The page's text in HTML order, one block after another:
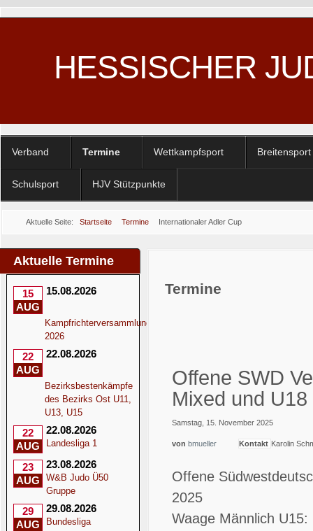
HESSISCHER
Verband Termine Wettkampfsport Breitensport
Schulsport HJV Stützpunkte
Aktuelle Seite: Startseite Termine Internationaler Adler Cup
Aktuelle Termine
15
AUG
15.08.2026
Kampfrichterversammlung
2026
22
AUG
22.08.2026
Bezirksbestenkämpfe
des Bezirks Ost U11,
U13, U15
22
AUG
22.08.2026
Landesliga 1
23
AUG
23.08.2026
W&B Judo Ü50
Gruppe
29
AUG
29.08.2026
Bundesliga
Termine
Offene SWD
Mixed und U18
Samstag, 15. November 2025
vonbmueller Kontakt Karolin
Offene
2025
Waage Männlich